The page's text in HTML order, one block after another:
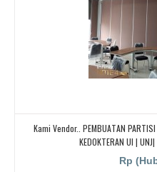
Kami Vendor.. PEMBUATAN PARTISI
KEDOKTERAN UI |
Rp